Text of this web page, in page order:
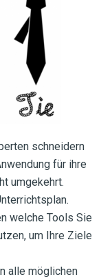
schneidern
für ihre
umgekehrt.
welche Tools Sie
um Ihre Ziele
alle möglichen